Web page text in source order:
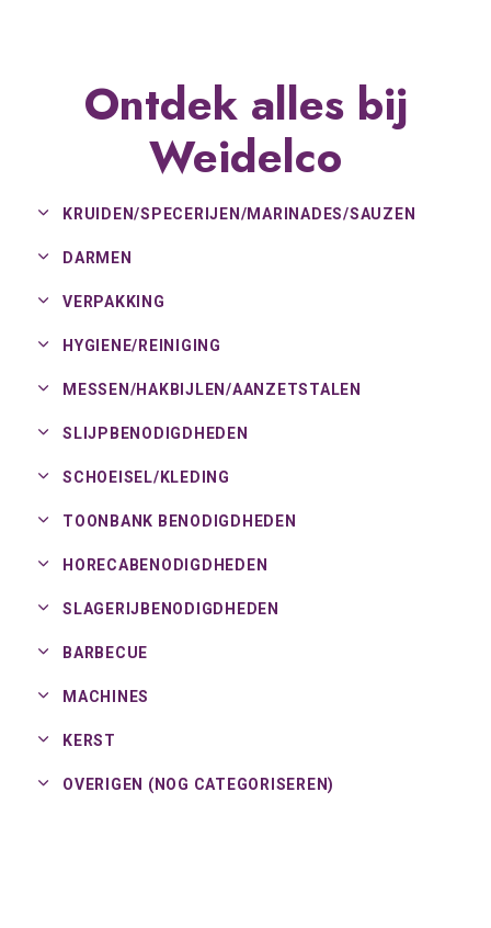
Ontdek alles bij
Weidelco
KRUIDEN/SPECERIJEN/MARINADES/SAUZEN
DARMEN
VERPAKKING
HYGIENE/ REINIGING
MESSEN/HAKBIJLEN/AANZETSTALEN
SLIJPBENODIGDHEDEN
SCHOEISEL/ KLEDING
TOONBANK BENODIGDHEDEN
HORECABENODIGDHEDEN
SLAGERIJBENODIGDHEDEN
BARBECUE
MACHINES
KERST
OVERIGEN (NOG CATEGORISEREN)